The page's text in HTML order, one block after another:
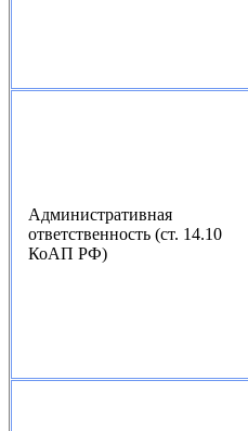
Административная
ответственность (ст. 14.10
КоАП РФ)